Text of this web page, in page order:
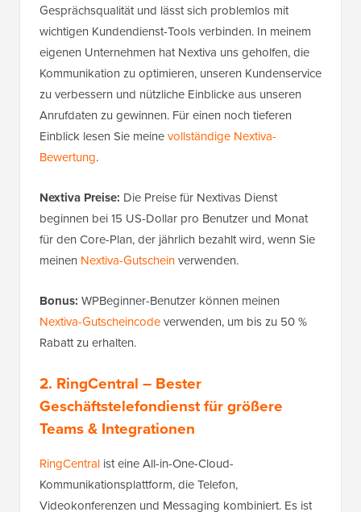
Gesprächsqualität und lässt sich problemlos mit
wichtigen Kundendienst-Tools verbinden. In meinem
eigenen Unternehmen hat Nextiva uns geholfen, die
Kommunikation zu optimieren, unseren Kundenservice
zu verbessern und nützliche Einblicke aus unseren
Anrufdaten zu gewinnen. Für einen noch tieferen
Einblick lesen Sie meinevollständige Nextiva-
Bewertung.
Nextiva Preise: Die Preise für Nextivas Dienst
beginnen bei 15 US-Dollar pro Benutzer und Monat
für den Core-Plan, der jährlich bezahlt wird, wenn Sie
meinen Nextiva-Gutscheinverwenden.
Bonus: WPBeginner-Benutzer können meinen
Nextiva-Gutscheincodeverwenden, um bis zu 50 %
Rabatt zu erhalten.
2. RingCentral – Bester
Geschäftstelefondienst für größere
Teams & Integrationen
RingCentral ist eine All-in-One-Cloud-
Kommunikationsplattform, die Telefon,
Videokonferenzen und Messaging kombiniert. Es ist